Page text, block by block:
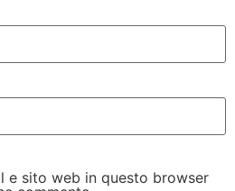
e sito web in questo browser